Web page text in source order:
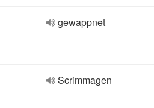
gewappnet
Scrimmagen